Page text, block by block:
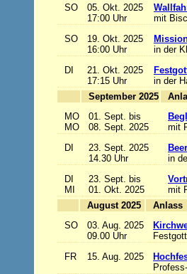
SO
05. Okt. 2025
17:00 Uhr
mit
SO
19. Okt. 2025
16:00 Uhr
in der
DI
21. Okt. 2025
17:15 Uhr
in der
September 2025
MO
MO
01. Sept. bis
08. Sept. 2025
mit
DI
23. Sept. 2025
14.30 Uhr
in
DI
MI
23. Sept. bis
01. Okt. 2025
mit
August 2025
SO
03. Aug. 2025
09.00 Uhr
FR
15. Aug. 2025